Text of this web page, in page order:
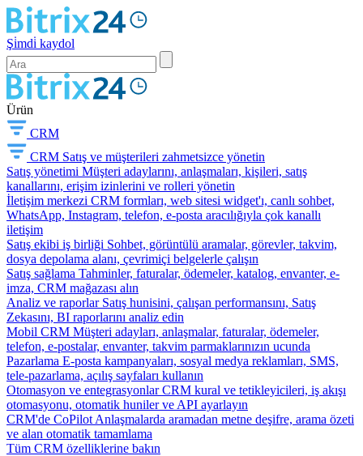
Şi̇mdi̇ kaydol
Ürün
CRM
CRM Satış ve müşterileri zahmetsizce yönetin
Satış yönetimi Müşteri adaylarını, anlaşmaları, kişileri, satış
kanallarını, erişim izinlerini ve rolleri yönetin
İletişim merkezi CRM formları, web sitesi widget'ı, canlı sohbet,
WhatsApp, Instagram, telefon, e-posta aracılığıyla çok kanallı
iletişim
Satış ekibi iş birliği Sohbet, görüntülü aramalar, görevler, takvim,
dosya depolama alanı, çevrimiçi belgelerle çalışın
Satış sağlama Tahminler, faturalar, ödemeler, katalog, envanter, e-
imza, CRM mağazası alın
Analiz ve raporlar Satış hunisini, çalışan performansını, Satış
Zekasını, BI raporlarını analiz edin
Mobil CRM Müşteri adayları, anlaşmalar, faturalar, ödemeler,
telefon, e-postalar, envanter, takvim parmaklarınızın ucunda
Pazarlama E-posta kampanyaları, sosyal medya reklamları, SMS,
tele-pazarlama, açılış sayfaları kullanın
Otomasyon ve entegrasyonlar CRM kural ve tetikleyicileri, iş akışı
otomasyonu, otomatik huniler ve API ayarlayın
CRM'de CoPilot Anlaşmalarda aramadan metne deşifre, arama özeti
ve alan otomatik tamamlama
Tüm CRM özelliklerine bakın